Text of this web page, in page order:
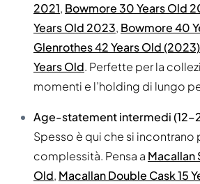
2021, Bowmore 30 Years Old
Years Old 2023, Bowmore 40
Glenrothes 42 Years Old (2023)
Years Old. Perfette per la
momenti e l’holding di lungo
Age-statement intermedi
Spesso è qui che si incontrano
complessità. Pensa a Macallan
Old, Macallan Double Cask 15